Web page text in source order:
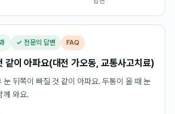
✓ 전문의 답변 FAQ
같이 아파요(대전 가오동, 교통사고치료)
눈 뒤쪽이 빠질 것 같이 아파요. 두통이 올 때 눈
께 와요.